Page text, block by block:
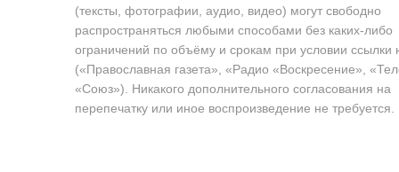
(тексты, фотографии, аудио, видео) могут свободно
распространяться любыми способами без каких-либо
ограничений по объёму и срокам при условии ссылки
(«Православная газета», «Радио «Воскресение»,
«Союз»). Никакого дополнительного согласования на
перепечатку или иное воспроизведение не требуется.